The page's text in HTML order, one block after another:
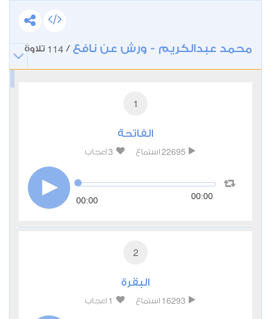
محمد عبدالكريم - ورش عن نافع /
114 تلاوة
1
الفاتحة
22695 استماع 3 اعجاب
00:00 00:00
2
البقرة
16293 استماع 1 اعجاب